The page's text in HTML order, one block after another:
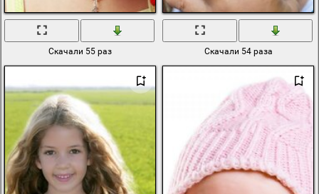
Скачали 55 раз Скачали 54 раза